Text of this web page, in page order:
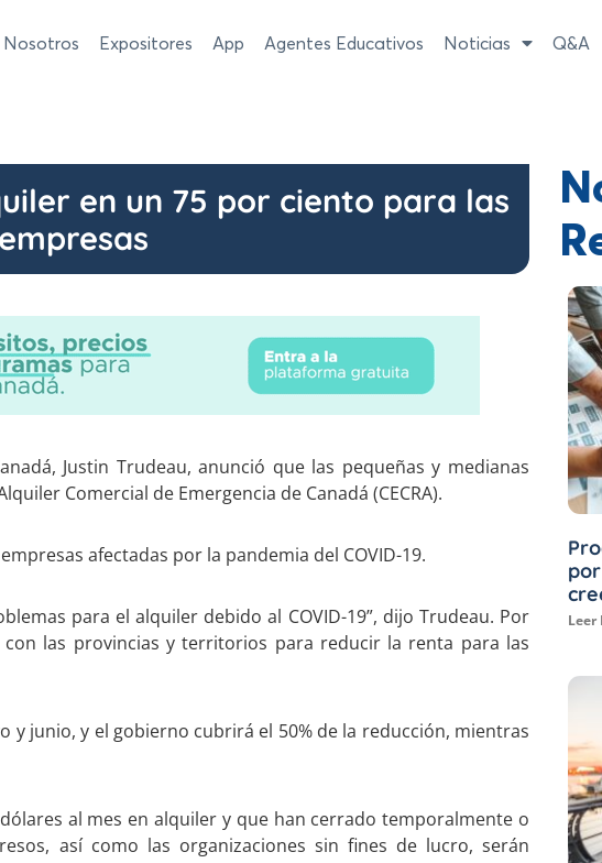
Nosotros Expositores App Agentes Educativos Noticias Q&A
en un 75 por ciento para las
Justin Trudeau, anunció que las pequeñas y medianas
Comercial de Emergencia de Canadá (CECRA).
afectadas por la pandemia del COVID-19.
para el alquiler debido al COVID-19”, dijo Trudeau. Por
las provincias y territorios para reducir la renta para las
y junio, y el gobierno cubrirá el 50% de la reducción, mientras
al mes en alquiler y que han cerrado temporalmente o
así como las organizaciones sin fines de lucro, serán
Leer